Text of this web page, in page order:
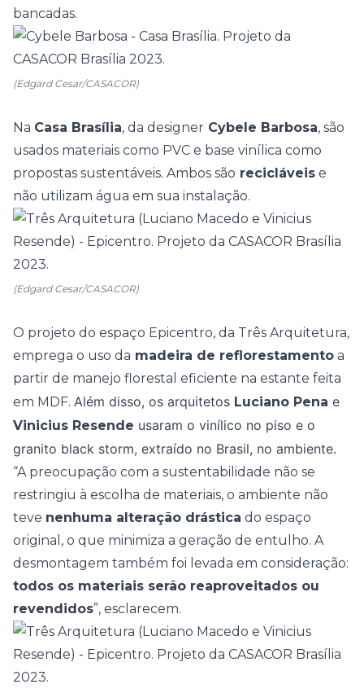
bancadas.
(Edgard Cesar/CASACOR)
Na Casa Brasília, da designer Cybele Barbosa, são
usados materiais como PVC e base vinílica como
propostas sustentáveis. Ambos são recicláveis e
não utilizam água em sua instalação.
(Edgard Cesar/CASACOR)
O projeto do espaço Epicentro, da Três Arquitetura,
emprega o uso da madeira de reflorestamento a
partir de manejo florestal eficiente na estante feita
em MDF. Além disso, os arquitetos Luciano Pena e
Vinicius Resende usaram o vinílico no piso e o
granito black storm, extraído no Brasil, no ambiente.
“A preocupação com a sustentabilidade não se
restringiu à escolha de materiais, o ambiente não
teve nenhuma alteração drástica do espaço
original, o que minimiza a geração de entulho. A
desmontagem também foi levada em consideração:
todos os materiais serão reaproveitados ou
revendidos”, esclarecem.